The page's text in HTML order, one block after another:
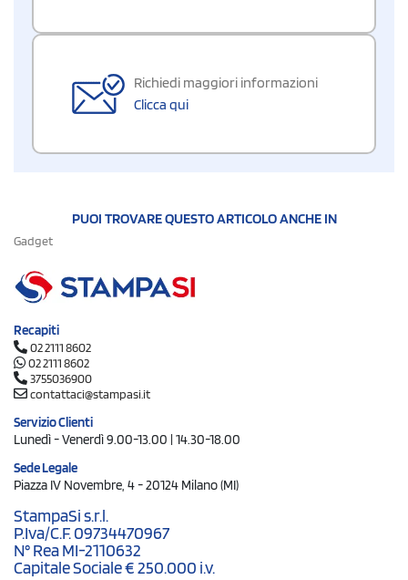
Richiedi maggiori informazioni
Clicca qui
PUOI TROVARE QUESTO ARTICOLO ANCHE IN
Gadget
Recapiti
02 2111 8602
02 2111 8602
3755036900
contattaci@stampasi.it
Servizio Clienti
Lunedì - Venerdì 9.00-13.00 | 14.30-18.00
Sede Legale
Piazza IV Novembre, 4 - 20124 Milano (MI)
StampaSi s.r.l.
P.Iva/C.F. 09734470967
N° Rea MI-2110632
Capitale Sociale € 250.000 i.v.